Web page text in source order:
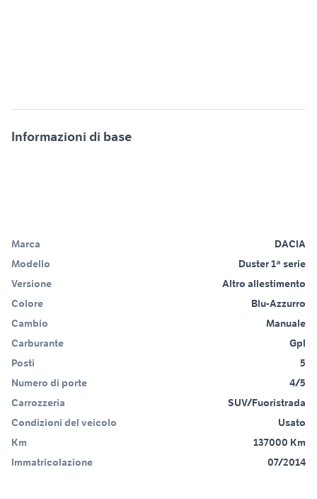
Informazioni di base
Marca
DACIA
Modello
Duster 1ª serie
Versione
Altro allestimento
Colore
Blu-Azzurro
Cambio
Manuale
Carburante
Gpl
Posti
5
Numero di porte
4/5
Carrozzeria
SUV/Fuoristrada
Condizioni del veicolo
Usato
Km
137000 Km
Immatricolazione
07/2014